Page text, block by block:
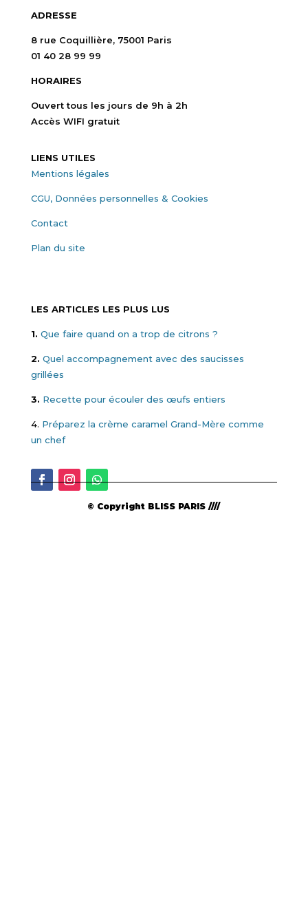
ADRESSE
8 rue Coquillière, 75001 Paris
01 40 28 99 99
HORAIRES
Ouvert tous les jours de 9h à 2h
Accès WIFI gratuit
LIENS UTILES
Mentions légales
CGU, Données personnelles & Cookies
Contact
Plan du site
LES ARTICLES LES PLUS LUS
1. Que faire quand on a trop de citrons ?
2. Quel accompagnement avec des saucisses
grillées
3. Recette pour écouler des œufs entiers
4. Préparez la crème caramel Grand-Mère comme
un chef
© Copyright BLISS PARIS ////